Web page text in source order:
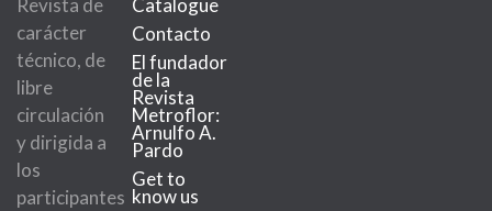
Revista de
carácter
técnico, de
libre
circulación
y dirigida a
los
participantes
Catalogue
Contacto
El fundador
de la
Revista
Metroflor:
Arnulfo A.
Pardo
Get to
know us